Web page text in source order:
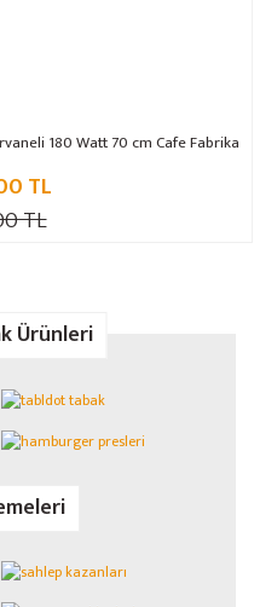
180 Watt 70 cm Cafe Fabrika
TL
TL
Ürünleri